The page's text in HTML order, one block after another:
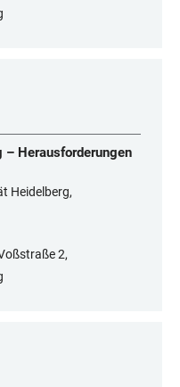
Herausforderungen
Heidelberg,
2,